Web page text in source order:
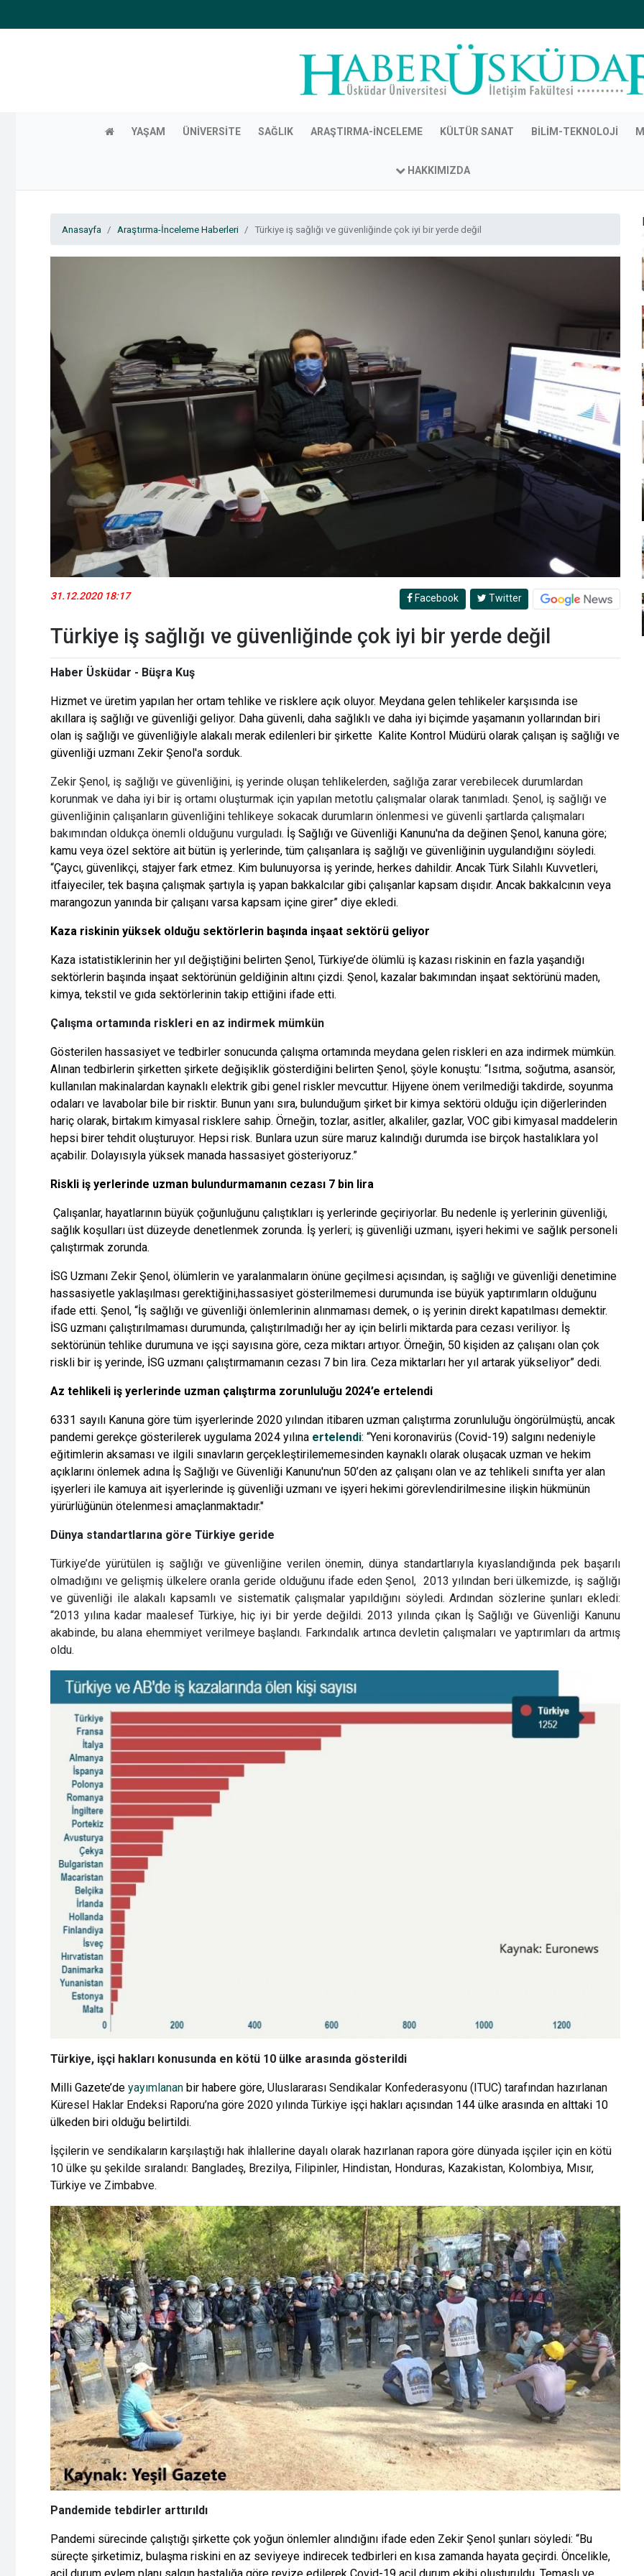
YAŞAM ÜNIVERSITE SAĞLIK ARAŞTIRMA-İNCELEME KÜLTÜR SANAT BILIM-TEKNOLOJI
HAKKIMIZDA
Anasayfa Araştırma-İnceleme Haberleri Türkiye iş sağlığı ve güvenliğinde çok iyi bir yerde değil
31.12.2020 18:17 Facebook Twitter
Türkiye iş sağlığı ve güvenliğinde çok iyi bir yerde değil
Haber Üsküdar - Büşra Kuş
Hizmet ve üretim yapılan her ortam tehlike ve risklere açık oluyor. Meydana gelen tehlikeler karşısında ise
akıllara iş sağlığı ve güvenliği geliyor. Daha güvenli, daha sağlıklı ve daha iyi biçimde yaşamanın yollarından biri
olan iş sağlığı ve güvenliğiyle alakalı merak edilenleri bir şirkette Kalite Kontrol Müdürü olarak çalışan iş sağlığı ve
güvenliği uzmanı Zekir Şenol'a sorduk.
Zekir Şenol, iş sağlığı ve güvenliğini, iş yerinde oluşan tehlikelerden, sağlığa zarar verebilecek durumlardan
korunmak ve daha iyi bir iş ortamı oluşturmak için yapılan metotlu çalışmalar olarak tanımladı. Şenol, iş sağlığı ve
güvenliğinin çalışanların güvenliğini tehlikeye sokacak durumların önlenmesi ve güvenli şartlarda çalışmaları
bakımından oldukça önemli olduğunu vurguladı. İş Sağlığı ve Güvenliği Kanunu'na da değinen Şenol, kanuna göre;
kamu veya özel sektöre ait bütün iş yerlerinde, tüm çalışanlara iş sağlığı ve güvenliğinin uygulandığını söyledi.
“Çaycı, güvenlikçi, stajyer fark etmez. Kim bulunuyorsa iş yerinde, herkes dahildir. Ancak Türk Silahlı Kuvvetleri,
itfaiyeciler, tek başına çalışmak şartıyla iş yapan bakkalcılar gibi çalışanlar kapsam dışıdır. Ancak bakkalcının veya
marangozun yanında bir çalışanı varsa kapsam içine girer” diye ekledi.
Kaza riskinin yüksek olduğu sektörlerin başında inşaat sektörü geliyor
Kaza istatistiklerinin her yıl değiştiğini belirten Şenol, Türkiye’de ölümlü iş kazası riskinin en fazla yaşandığı
sektörlerin başında inşaat sektörünün geldiğinin altını çizdi. Şenol, kazalar bakımından inşaat sektörünü maden,
kimya, tekstil ve gıda sektörlerinin takip ettiğini ifade etti.
Çalışma ortamında riskleri en az indirmek mümkün
Gösterilen hassasiyet ve tedbirler sonucunda çalışma ortamında meydana gelen riskleri en aza indirmek mümkün.
Alınan tedbirlerin şirketten şirkete değişiklik gösterdiğini belirten Şenol, şöyle konuştu: “Isıtma, soğutma, asansör,
kullanılan makinalardan kaynaklı elektrik gibi genel riskler mevcuttur. Hijyene önem verilmediği takdirde, soyunma
odaları ve lavabolar bile bir risktir. Bunun yanı sıra, bulunduğum şirket bir kimya sektörü olduğu için diğerlerinden
hariç olarak, birtakım kimyasal risklere sahip. Örneğin, tozlar, asitler, alkaliler, gazlar, VOC gibi kimyasal maddelerin
hepsi birer tehdit oluşturuyor. Hepsi risk. Bunlara uzun süre maruz kalındığı durumda ise birçok hastalıklara yol
açabilir. Dolayısıyla yüksek manada hassasiyet gösteriyoruz.”
Riskli iş yerlerinde uzman bulundurmamanın cezası 7 bin lira
Çalışanlar, hayatlarının büyük çoğunluğunu çalıştıkları iş yerlerinde geçiriyorlar. Bu nedenle iş yerlerinin güvenliği,
sağlık koşulları üst düzeyde denetlenmek zorunda. İş yerleri; iş güvenliği uzmanı, işyeri hekimi ve sağlık personeli
çalıştırmak zorunda.
İSG Uzmanı Zekir Şenol, ölümlerin ve yaralanmaların önüne geçilmesi açısından, iş sağlığı ve güvenliği denetimine
hassasiyetle yaklaşılması gerektiğini,hassasiyet gösterilmemesi durumunda ise büyük yaptırımların olduğunu
ifade etti. Şenol, “İş sağlığı ve güvenliği önlemlerinin alınmaması demek, o iş yerinin direkt kapatılması demektir.
İSG uzmanı çalıştırılmaması durumunda, çalıştırılmadığı her ay için belirli miktarda para cezası veriliyor. İş
sektörünün tehlike durumuna ve işçi sayısına göre, ceza miktarı artıyor. Örneğin, 50 kişiden az çalışanı olan çok
riskli bir iş yerinde, İSG uzmanı çalıştırmamanın cezası 7 bin lira. Ceza miktarları her yıl artarak yükseliyor” dedi.
Az tehlikeli iş yerlerinde uzman çalıştırma zorunluluğu 2024’e ertelendi
6331 sayılı Kanuna göre tüm işyerlerinde 2020 yılından itibaren uzman çalıştırma zorunluluğu öngörülmüştü, ancak
pandemi gerekçe gösterilerek uygulama 2024 yılına ertelendi: “Yeni koronavirüs (Covid-19) salgını nedeniyle
eğitimlerin aksaması ve ilgili sınavların gerçekleştirilememesinden kaynaklı olarak oluşacak uzman ve hekim
açıklarını önlemek adına İş Sağlığı ve Güvenliği Kanunu'nun 50’den az çalışanı olan ve az tehlikeli sınıfta yer alan
işyerleri ile kamuya ait işyerlerinde iş güvenliği uzmanı ve işyeri hekimi görevlendirilmesine ilişkin hükmünün
yürürlüğünün ötelenmesi amaçlanmaktadır."
Dünya standartlarına göre Türkiye geride
Türkiye’de yürütülen iş sağlığı ve güvenliğine verilen önemin, dünya standartlarıyla kıyaslandığında pek başarılı
olmadığını ve gelişmiş ülkelere oranla geride olduğunu ifade eden Şenol, 2013 yılından beri ülkemizde, iş sağlığı
ve güvenliği ile alakalı kapsamlı ve sistematik çalışmalar yapıldığını söyledi. Ardından sözlerine şunları ekledi:
“2013 yılına kadar maalesef Türkiye, hiç iyi bir yerde değildi. 2013 yılında çıkan İş Sağlığı ve Güvenliği Kanunu
akabinde, bu alana ehemmiyet verilmeye başlandı. Farkındalık artınca devletin çalışmaları ve yaptırımları da artmış
oldu.
Türkiye, işçi hakları konusunda en kötü 10 ülke arasında gösterildi
Milli Gazete’de yayımlanan bir habere göre, Uluslararası Sendikalar Konfederasyonu (ITUC) tarafından hazırlanan
Küresel Haklar Endeksi Raporu’na göre 2020 yılında Türkiye işçi hakları açısından 144 ülke arasında en alttaki 10
ülkeden biri olduğu belirtildi.
İşçilerin ve sendikaların karşılaştığı hak ihlallerine dayalı olarak hazırlanan rapora göre dünyada işçiler için en kötü
10 ülke şu şekilde sıralandı: Bangladeş, Brezilya, Filipinler, Hindistan, Honduras, Kazakistan, Kolombiya, Mısır,
Türkiye ve Zimbabve.
Pandemide tebdirler arttırıldı
Pandemi sürecinde çalıştığı şirkette çok yoğun önlemler alındığını ifade eden Zekir Şenol şunları söyledi: “Bu
süreçte şirketimiz, bulaşma riskini en az seviyeye indirecek tedbirleri en kısa zamanda hayata geçirdi. Öncelikle,